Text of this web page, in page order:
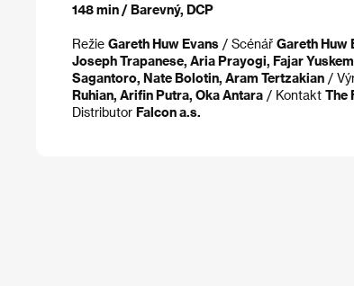
148 min / Barevný, DCP
Režie Gareth Huw Evans / Scénář Gareth Huw
Joseph Trapanese, Aria Prayogi, Fajar
Sagantoro, Nate Bolotin, Aram Tertzakian /
Ruhian, Arifin Putra, Oka Antara / Kontakt The
Distributor Falcon a.s.